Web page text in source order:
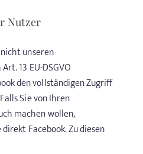
Nutzer
unseren
13 EU-DSGVO
den vollständigen Zugriff
Sie von Ihren
machen wollen,
Facebook. Zu diesen